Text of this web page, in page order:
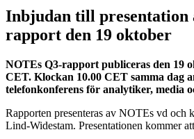
Inbjudan till presentation
rapport den 19 oktober
NOTEs Q3-rapport publiceras den 19
CET. Klockan 10.00 CET samma dag
telefonkonferens för analytiker, media
Rapporten presenteras av NOTEs vd och
Lind-Widestam. Presentationen kommer